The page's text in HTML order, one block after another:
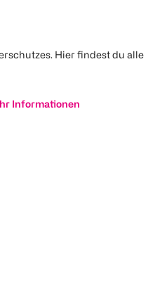
Hier findest du alle
Informationen